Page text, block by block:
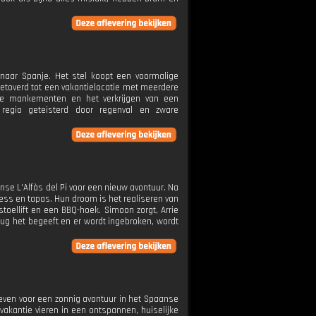
Spanje. Het stel koopt een voormalige
tot een vakantielocatie met meerdere
mankementen en het verkrijgen van een
geteisterd door regenval en zware
L'Alfàs del Pi voor een nieuw avontuur. Na
en tapas. Hun droom is het realiseren van
en een BBQ-hoek. Simoon zorgt, Arrie
het begeeft en er wordt ingebroken, wordt
voor een zonnig avontuur in het Spaanse
vieren in een ontspannen, huiselijke